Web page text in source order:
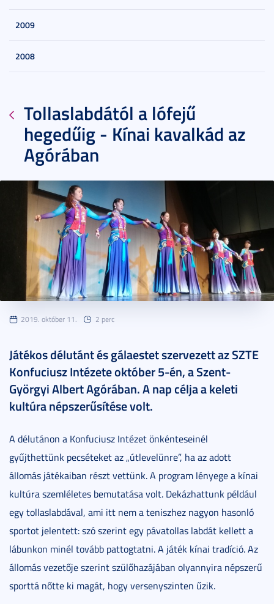
2009
2008
Tollaslabdától a lófejű
hegedűig - Kínai kavalkád az
Agórában
2019. október 11. 2 perc
Játékos délutánt és gálaestet szervezett az SZTE
Konfuciusz Intézete október 5-én, a Szent-
Györgyi Albert Agórában. A nap célja a keleti
kultúra népszerűsítése volt.
A délutánon a Konfuciusz Intézet önkénteseinél
gyűjthettünk pecséteket az „útlevelünre”, ha az adott
állomás játékaiban részt vettünk. A program lényege a kínai
kultúra szemléletes bemutatása volt. Dekázhattunk például
egy tollaslabdával, ami itt nem a teniszhez nagyon hasonló
sportot jelentett: szó szerint egy pávatollas labdát kellett a
lábunkon minél tovább pattogtatni. A játék kínai tradíció. Az
állomás vezetője szerint szülőhazájában olyannyira népszerű
sporttá nőtte ki magát, hogy versenyszinten űzik.